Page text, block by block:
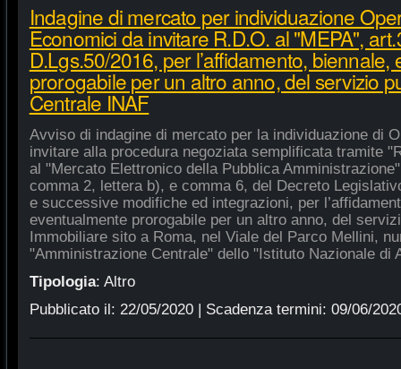
Indagine di mercato per individuazione
Economici da invitare R.D.O. al "MEPA",
D.Lgs.50/2016, per l’affidamento, biennale,
prorogabile per un altro anno, del servizio
Centrale INAF
Avviso di indagine di mercato per la individuazione di
invitare alla procedura negoziata semplificata tramite
al "Mercato Elettronico della Pubblica
comma 2, lettera b), e comma 6, del Decreto
e successive modifiche ed integrazioni, per
eventualmente prorogabile per un altro anno, del
Immobiliare sito a Roma, nel Viale del Parco Mellini,
"Amministrazione Centrale" dello "Istituto Nazionale di
Tipologia: Altro
Pubblicato il: 22/05/2020| Scadenza termini: 09/06/